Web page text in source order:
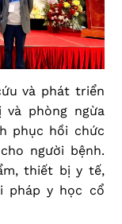
và phát triển
phòng ngừa
phục hồi chức
người bệnh.
thiết bị y tế,
pháp y học cổ